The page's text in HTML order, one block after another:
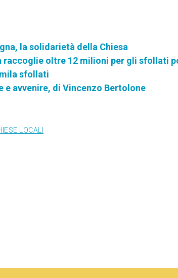
la solidarietà della Chiesa
raccoglie oltre 12 milioni per gli sfollati
sfollati
e avvenire, di Vincenzo Bertolone
LOCALI